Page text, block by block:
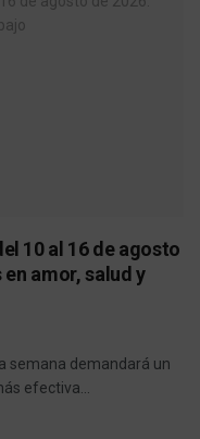
10 al 16 de agosto
amor, salud y
semana demandará un
efectiva...